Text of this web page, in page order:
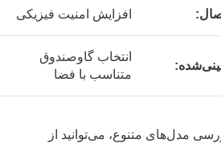
افزایش امنیت فیزیکی
انتخاب گاوصندوق
متناسب با فضا
مدل‌های متنوع، می‌توانید از